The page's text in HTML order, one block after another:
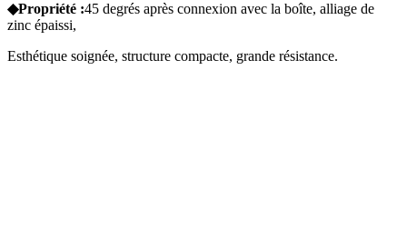
◆Propriété :45 degrés après connexion avec la boîte, alliage de
zinc épaissi,
Esthétique soignée, structure compacte, grande résistance.